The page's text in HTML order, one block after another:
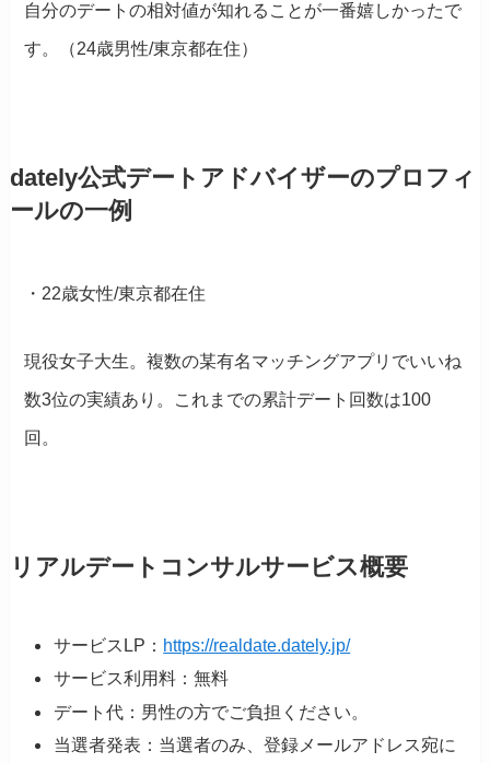
自分のデートの相対値が知れることが一番嬉しかったで
す。（24歳男性/東京都在住）
dately公式デートアドバイザーのプロフィ
ールの一例
・22歳女性/東京都在住
現役女子大生。複数の某有名マッチングアプリでいいね
数3位の実績あり。これまでの累計デート回数は100
回。
リアルデートコンサルサービス概要
サービスLP： https://realdate.dately.jp/
サービス利用料：無料
デート代：男性の方でご負担ください。
当選者発表：当選者のみ、登録メールアドレス宛に